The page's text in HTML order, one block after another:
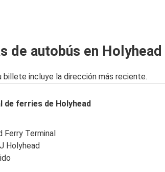
de autobús en Holyhead
billete incluye la dirección más reciente.
de ferries de Holyhead
Ferry Terminal
Holyhead